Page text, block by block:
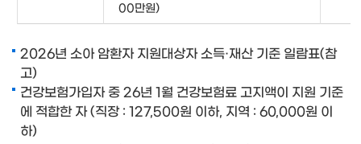
00만원)
2026년 소아 암환자 지원대상자 소득·재산 기준 일람표(참
고)
건강보험가입자 중 26년 1월 건강보험료 고지액이 지원 기준
에 적합한 자 (직장 : 127,500원 이하, 지역 : 60,000원 이
하)